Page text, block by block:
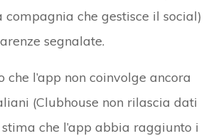
compagnia che gestisce il social)
segnalate.
che l’app non coinvolge ancora
(Clubhouse non rilascia dati
che l’app abbia raggiunto i